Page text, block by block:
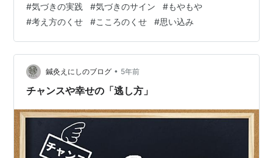
スに感じているのは、仕事への関与の仕方がアドバイザ
ー的な要素が多くを占め、自分が主体的に進める状況に
ない状況にあります。 私が勤めている職場の上司は「残
業をしないと仕事ができない(＝残業時間も含めて仕事が
成り立っている」と考えているように感じます。なの
で、残業をしない私が主体的に進める仕事は難しいと…
#気づきの実践 #気づきのサイン #もやもや
#考え方のくせ #こころのくせ #思い込み
鍼灸えにしのブログ • 5年前
チャンスや幸せの「逃し方」